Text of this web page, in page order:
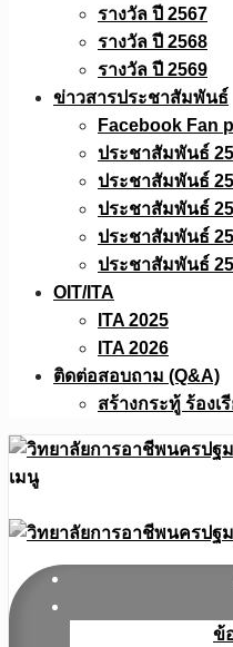
รางวัล ปี 2567
รางวัล ปี 2568
รางวัล ปี 2569
ข่าวสารประชาสัมพันธ์
Facebook Fan
ประชาสัมพันธ์
ประชาสัมพันธ์
ประชาสัมพันธ์
ประชาสัมพันธ์
ประชาสัมพันธ์
OIT/ITA
ITA 2025
ITA 2026
ติดต่อสอบถาม (Q&A)
สร้างกระทู้ ร้องเ
เมนู
ข้